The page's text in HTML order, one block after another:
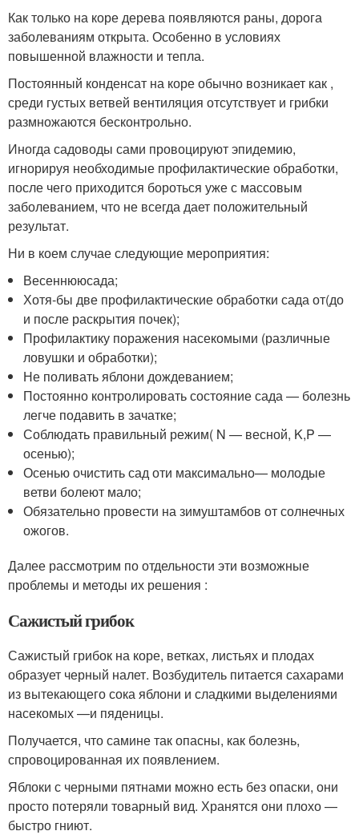
Как только на коре дерева появляются раны, дорога
заболеваниям открыта. Особенно в условиях
повышенной влажности и тепла.
Постоянный конденсат на коре обычно возникает как ,
среди густых ветвей вентиляция отсутствует и грибки
размножаются бесконтрольно.
Иногда садоводы сами провоцируют эпидемию,
игнорируя необходимые профилактические обработки,
после чего приходится бороться уже с массовым
заболеванием, что не всегда дает положительный
результат.
Ни в коем случае следующие мероприятия:
Весеннююсада;
Хотя-бы две профилактические обработки сада от(до
и после раскрытия почек);
Профилактику поражения насекомыми (различные
ловушки и обработки);
Не поливать яблони дождеванием;
Постоянно контролировать состояние сада — болезнь
легче подавить в зачатке;
Соблюдать правильный режим( N — весной, K,P —
осенью);
Осенью очистить сад оти максимально— молодые
ветви болеют мало;
Обязательно провести на зимуштамбов от солнечных
ожогов.
Далее рассмотрим по отдельности эти возможные
проблемы и методы их решения :
Сажистый грибок
Сажистый грибок на коре, ветках, листьях и плодах
образует черный налет. Возбудитель питается сахарами
из вытекающего сока яблони и сладкими выделениями
насекомых —и пяденицы.
Получается, что самине так опасны, как болезнь,
спровоцированная их появлением.
Яблоки с черными пятнами можно есть без опаски, они
просто потеряли товарный вид. Хранятся они плохо —
быстро гниют.